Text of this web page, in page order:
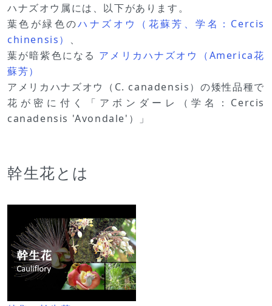
ハナズオウ属には、以下があります。
葉色が緑色のハナズオウ（花蘇芳、学名：Cercis
chinensis） 、
葉が暗紫色になる アメリカハナズオウ（America花
蘇芳）
アメリカハナズオウ（C. canadensis）の矮性品種で
花が密に付く「アボンダーレ（学名：Cercis
canadensis 'Avondale'）」
幹生花とは